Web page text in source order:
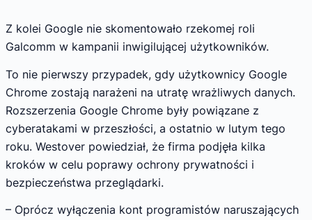
Z kolei Google nie skomentowało rzekomej roli
Galcomm w kampanii inwigilującej użytkowników.
To nie pierwszy przypadek, gdy użytkownicy Google
Chrome zostają narażeni na utratę wrażliwych danych.
Rozszerzenia Google Chrome były powiązane z
cyberatakami w przeszłości, a ostatnio w lutym tego
roku. Westover powiedział, że firma podjęła kilka
kroków w celu poprawy ochrony prywatności i
bezpieczeństwa przeglądarki.
– Oprócz wyłączenia kont programistów naruszających